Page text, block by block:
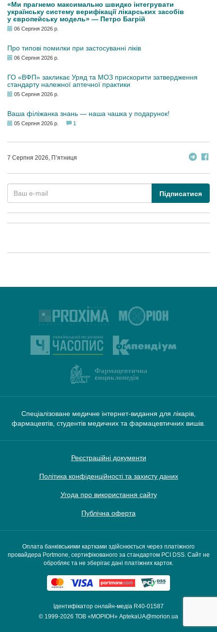
«Ми прагнемо максимально швидко інтегрувати
українську систему верифікації лікарських засобів
у європейську модель» — Петро Багрій
06 Серпня 2026 р.
Про типові помилки при застосуванні ліків
06 Серпня 2026 р.
ГО «ВФП» закликає Уряд та МОЗ прискорити затвердження
стандарту належної аптечної практики
05 Серпня 2026 р.
Ваша філіжанка знань — наша чашка у подарунок!
05 Серпня 2026 р. 1
7 Серпня 2026, П’ятниця
Підписатися
Спеціалізоване медичне інтернет-видання для лікарів,
фармацевтів, студентів медичних та фармацевтичних вишів.
Реєстраційні документи
Політика конфіденційності та захисту даних
Угода про використання сайту
Публічна оферта
Ідентифікатор онлайн-медіа R40-01587
© 1999-2026 ТОВ «МОРІОН» AptekaUA@morion.ua
Оплата банківськими картками здійснюється через платіжного
провайдера Portmone, сертифікованого за стандартом PCI DSS. Сайт не
обробляє та не зберігає дані платіжних карток.